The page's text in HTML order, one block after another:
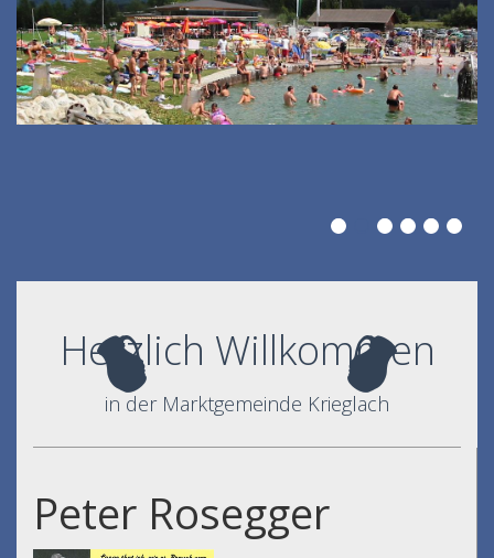
Herzlich Willkommen
in der Marktgemeinde Krieglach
Peter Rosegger